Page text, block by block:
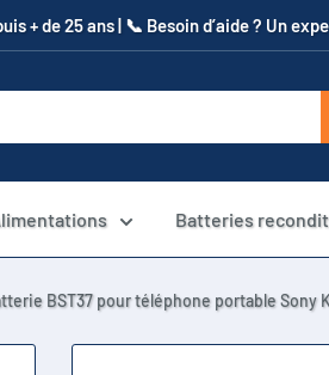
de 25 ans | 📞​ Besoin d’aide ? Un
Batteries
BST37 pour téléphone portable Sony